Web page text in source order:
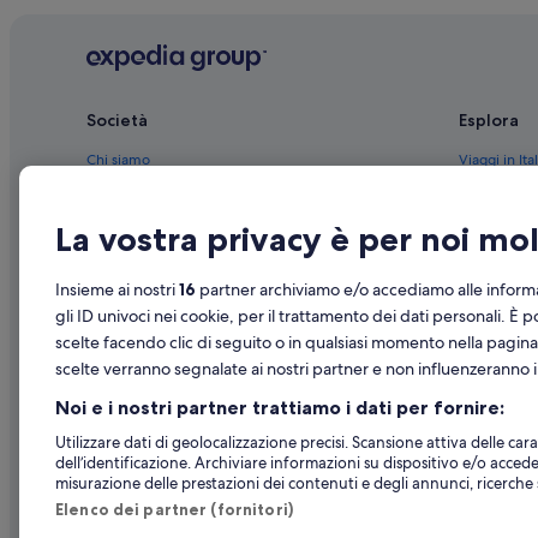
Torino: Lodge
Torino: Guest house
Torino: hotel a 3 stelle
Torino: Hotel con azienda vinicola
Torino: Hotel con servizio concierge
Borgo Po: Hotel con Wi-Fi
Borgo Po: Hotel per golfisti
Vanchiglia: Hotel storici
Vanchiglia: Hotel con Wi-Fi
Società
Chi siamo
Aggiungi la tua struttura
Novità e comunicati stampa
Pubblicità
Esplora
Viaggi in
Case
Voli
Noleggio
La vostra privacy è per noi
Insieme ai nostri16 partner archiviamo e/o accediamo alle
gli ID univoci nei cookie, per il trattamento dei dati personali. È
scelte facendo clic di seguito o in qualsiasi momento nella
scelte verranno segnalate ai nostri partner e non influenzeranno
Noi e i nostri partner trattiamo i dati per fornire:
Utilizzare dati di geolocalizzazione precisi. Scansione attiva delle
dell’identificazione. Archiviare informazioni su dispositivo e/o
misurazione delle prestazioni dei contenuti e degli annunci,
Elenco dei partner (fornitori)